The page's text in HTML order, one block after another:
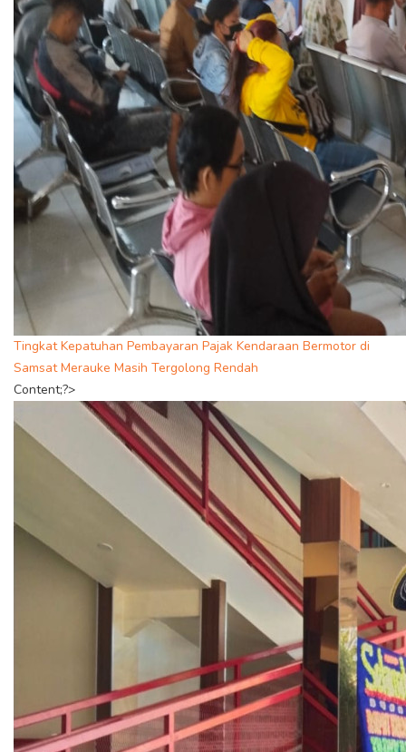
Tingkat Kepatuhan Pembayaran Pajak Kendaraan Bermotor di
Samsat Merauke Masih Tergolong Rendah
Content;?>